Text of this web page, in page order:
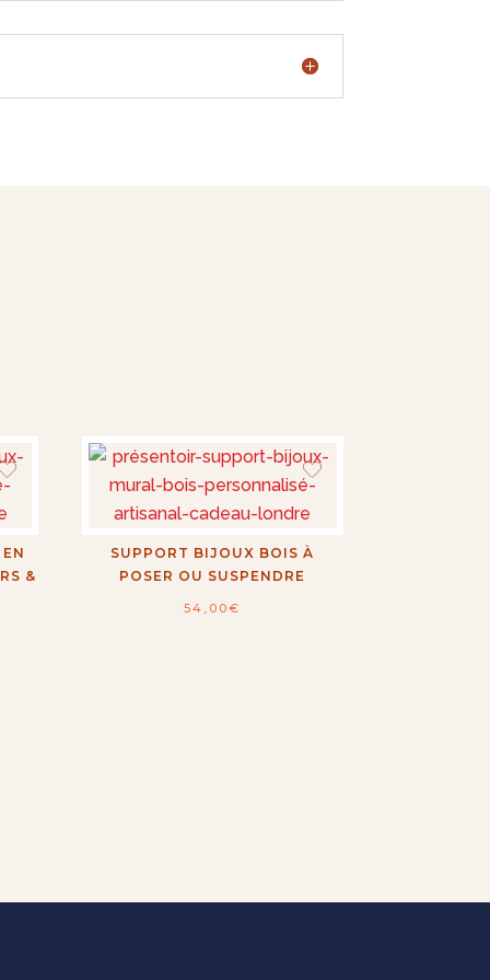
&
SUPPORT BIJOUX BOIS À
POSER OU SUSPENDRE
54,00€